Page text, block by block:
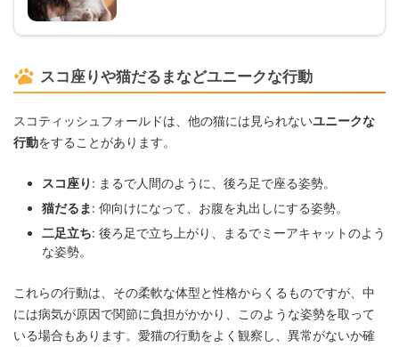
スコ座りや猫だるまなどユニークな行動
スコティッシュフォールドは、他の猫には見られないユニークな
行動をすることがあります。
スコ座り : まるで人間のように、後ろ足で座る姿勢。
猫だるま : 仰向けになって、お腹を丸出しにする姿勢。
二足立ち: 後ろ足で立ち上がり、まるでミーアキャットのよう
な姿勢。
これらの行動は、その柔軟な体型と性格からくるものですが、中
には病気が原因で関節に負担がかかり、このような姿勢を取って
いる場合もあります。愛猫の行動をよく観察し、異常がないか確